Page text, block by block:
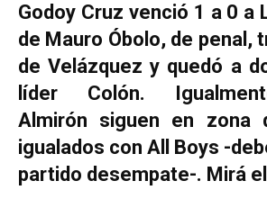
Godoy Cruz venció 1 a 0 a
de Mauro Óbolo, de penal,
de Velázquez y quedó a
líder Colón.
Almirón siguen en zona
igualados con All Boys -
partido desempate-. Mirá